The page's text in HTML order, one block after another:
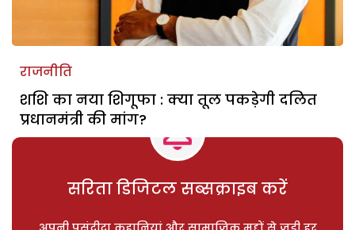
राजनीति
शशि का नया शिगूफा : क्या तूल पकड़ेगी दलित
प्रधानमंत्री की मांग?
सरिता डिजिटल सब्सक्राइब करें